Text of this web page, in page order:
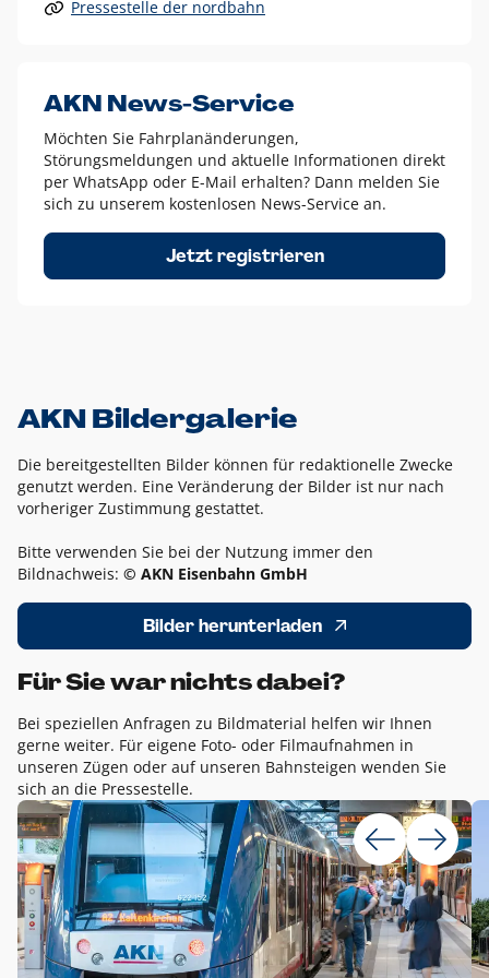
Alle anderen Logo-Varianten dürfen nur in Ausnahmefällen
Diese Ausnahmen sind zum Beispiel:
dem AKN Blau,
weißes Logo auf Fotohintergründen,
schwarzes Logo für reine Schwarz-Weiß-Umsetzungen
Um das Logo herum muss ein Schutzraum von jeweils einer
Höhe bzw. Breite des N aus AKN in alle Richtungen
Pressestelle der nordbahn
AKN News-Service
Möchten Sie Fahrplanänderungen,
Störungsmeldungen und aktuelle Informationen direkt
per WhatsApp oder E-Mail erhalten? Dann melden Sie
sich zu unserem kostenlosen News-Service an.
Jetzt registrieren
AKN Bildergalerie
Die bereitgestellten Bilder können für redaktionelle Zwecke
genutzt werden. Eine Veränderung der Bilder ist nur nach
vorheriger Zustimmung gestattet.
Bitte verwenden Sie bei der Nutzung immer den
Bildnachweis: © AKN Eisenbahn GmbH
Bilder herunterladen
Für Sie war nichts dabei?
Bei speziellen Anfragen zu Bildmaterial helfen wir Ihnen
gerne weiter. Für eigene Foto- oder Filmaufnahmen in
unseren Zügen oder auf unseren Bahnsteigen wenden Sie
sich an die Pressestelle.